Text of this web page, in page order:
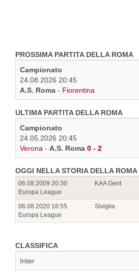
PROSSIMA PARTITA DELLA ROMA
Campionato
24.08.2026 20:45
A.S. Roma - Fiorentina
ULTIMA PARTITA DELLA ROMA
Campionato
24.05.2026 20:45
Verona - A.S. Roma 0 - 2
OGGI NELLA STORIA DELLA ROMA
06.08.2009 20:30
Europa League
KAA Gent
06.08.2020 18:55
Europa League
Siviglia
CLASSIFICA
Inter